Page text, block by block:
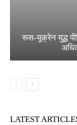
रूस-यूक्रेन युद्ध
LATEST